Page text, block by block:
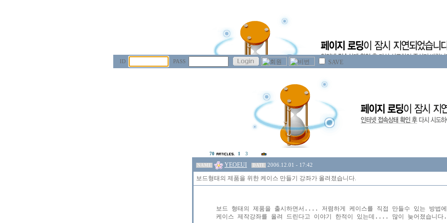
ID PASS SAVE
70 1 3
NAME YEOEUI DATE 2006.12.01 - 17:42
보드형태의 제품을 위한 케이스 만들기 강좌가 올려졌습니다.
보드 형태의 제품을 출시하면서.... 저렴하게 케이스를 직접 만들수 있는 방법
케이스 제작강좌를 올려 드린다고 이야기 한적이 있는데.... 많이 늦어졌습니다.